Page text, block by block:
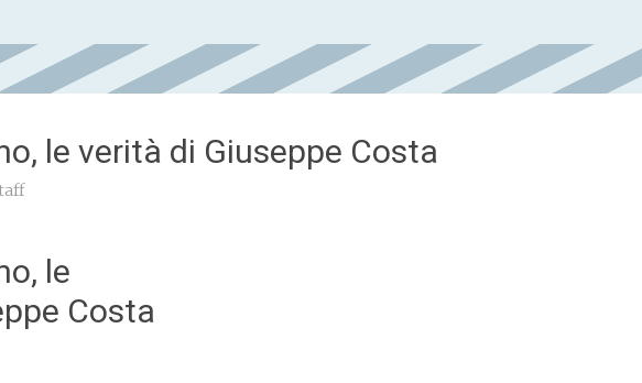
le verità di Giuseppe Costa
le
Costa